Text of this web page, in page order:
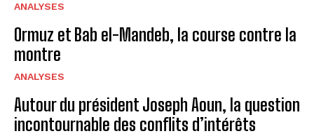
ANALYSES
Ormuz et Bab el-Mandeb, la course contre la
montre
ANALYSES
Autour du président Joseph Aoun, la question
incontournable des conflits d’intérêts